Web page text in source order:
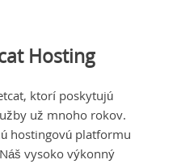
Hosting
ktorí poskytujú
už mnoho rokov.
hostingovú platformu
vysoko výkonný